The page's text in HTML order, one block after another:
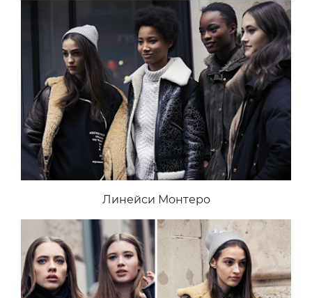
Линейси Монтеро